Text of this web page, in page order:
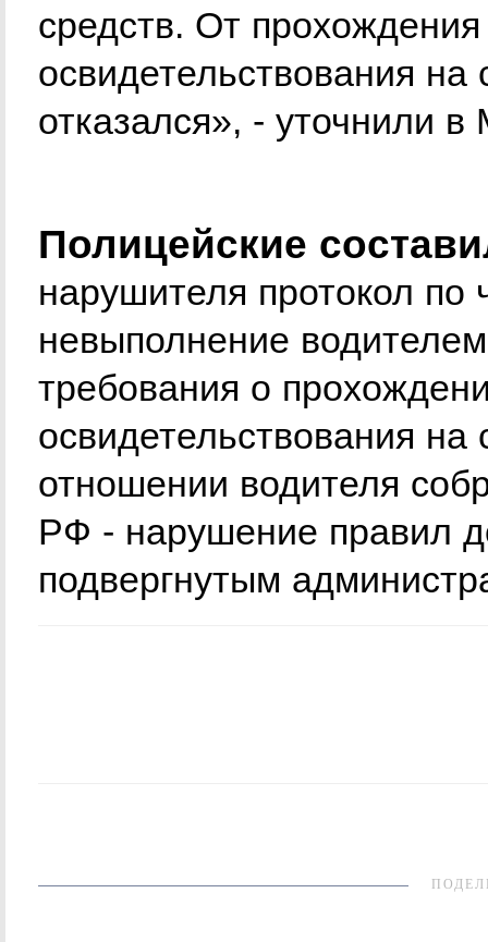
средств. От
освидетельствования
отказался», - уточнили
Полицейские
нарушителя протокол
невыполнение
требования о
освидетельствования
отношении водителя
РФ - нарушение правил
подвергнутым